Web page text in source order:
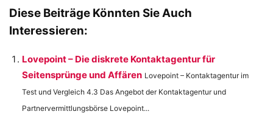
Diese Beiträge Könnten Sie Auch
Interessieren:
Lovepoint – Die diskrete Kontaktagentur für
Seitensprünge und Affären Lovepoint – Kontaktagentur im
Test und Vergleich 4.3 Das Angebot der Kontaktagentur und
Partnervermittlungsbörse Lovepoint...